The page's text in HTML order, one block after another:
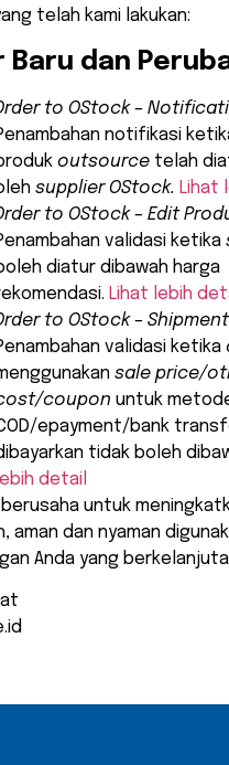
telah kami lakukan:
Baru dan
to OStock –
notifikasi
outsource telah
supplier OStock. Lihat
to OStock – Edit
validasi ketika
diatur dibawah harga
Lihat lebih
to OStock – Shipment
validasi ketika
sale price/
coupon untuk
epayment/bank
tidak boleh
lebih detail
berusaha untuk
aman dan nyaman
Anda yang